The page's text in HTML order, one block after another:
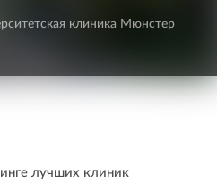
клиника Мюнстер
лучших клиник